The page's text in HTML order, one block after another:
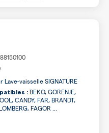
Lave-vaisselle SIGNATURE
: BEKO, GORENJE,
CANDY, FAR, BRANDT,
FAGOR ...